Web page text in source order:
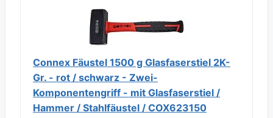
Connex Fäustel 1500 g Glasfaserstiel 2K-
Gr. - rot / schwarz - Zwei-
Komponentengriff - mit Glasfaserstiel /
Hammer / Stahlfäustel / COX623150